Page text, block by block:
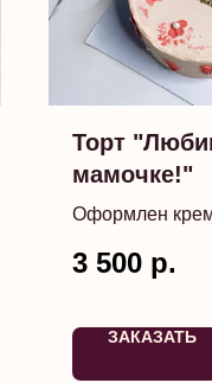
Торт
мамочке!"
Оформлен
бусинами и
маме
3 500 р.
ЗАКАЗАТЬ